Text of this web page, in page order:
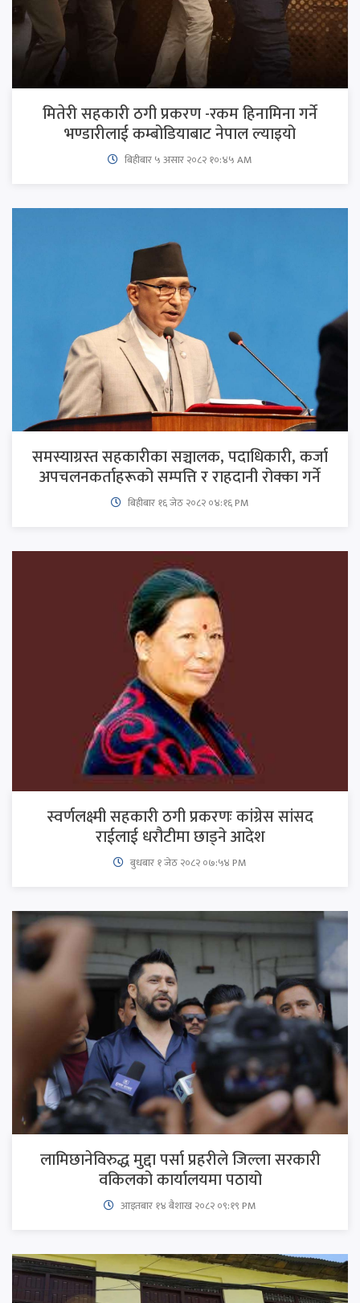
मितेरी सहकारी ठगी प्रकरण -रकम हिनामिना गर्ने
भण्डारीलाई कम्बोडियाबाट नेपाल ल्याइयो
बिहीबार ५ असार २०८२ १०:४५ AM
समस्याग्रस्त सहकारीका सञ्चालक, पदाधिकारी, कर्जा
अपचलनकर्ताहरूको सम्पत्ति र राहदानी रोक्का गर्ने
बिहीबार १६ जेठ २०८२ ०४:१६ PM
स्वर्णलक्ष्मी सहकारी ठगी प्रकरणः कांग्रेस सांसद
राईलाई धरौटीमा छाड्ने आदेश
बुधबार १ जेठ २०८२ ०७:५४ PM
लामिछानेविरुद्ध मुद्दा पर्सा प्रहरीले जिल्ला सरकारी
वकिलको कार्यालयमा पठायो
आइतबार​ १४ बैशाख २०८२ ०९:१९ PM